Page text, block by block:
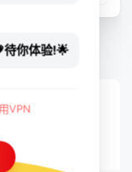
待你体验!🌟
VPN